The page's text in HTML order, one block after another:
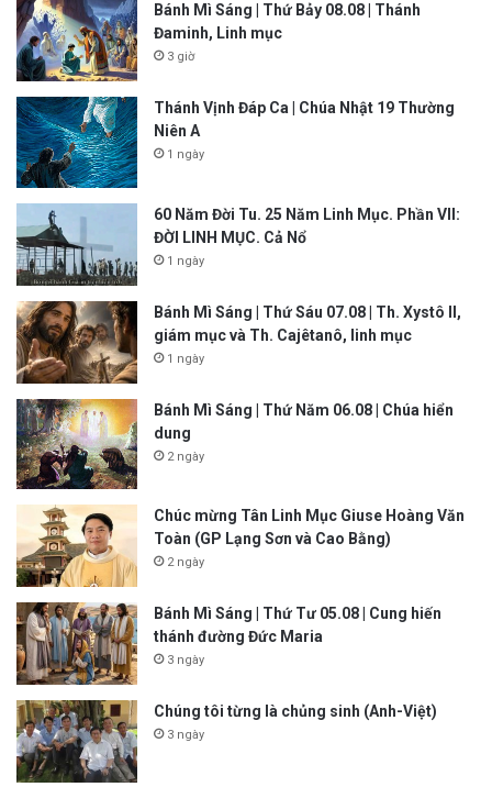
Bánh Mì Sáng | Thứ Bảy 08.08 | Thánh
Đaminh, Linh mục
3 giờ
Thánh Vịnh Đáp Ca | Chúa Nhật 19 Thường
Niên A
1 ngày
60 Năm Đời Tu. 25 Năm Linh Mục. Phần VII:
ĐỜI LINH MỤC. Cả Nổ
1 ngày
Bánh Mì Sáng | Thứ Sáu 07.08 | Th. Xystô II,
giám mục và Th. Cajêtanô, linh mục
1 ngày
Bánh Mì Sáng | Thứ Năm 06.08 | Chúa hiển
dung
2 ngày
Chúc mừng Tân Linh Mục Giuse Hoàng Văn
Toàn (GP Lạng Sơn và Cao Bằng)
2 ngày
Bánh Mì Sáng | Thứ Tư 05.08 | Cung hiến
thánh đường Đức Maria
3 ngày
Chúng tôi từng là chủng sinh (Anh-Việt)
3 ngày